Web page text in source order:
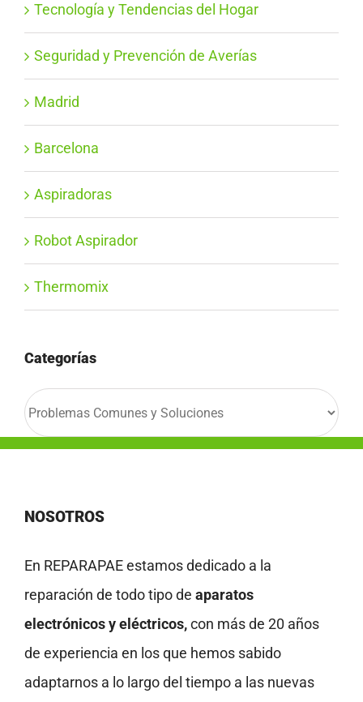
Tecnología y Tendencias del Hogar
Seguridad y Prevención de Averías
Madrid
Barcelona
Aspiradoras
Robot Aspirador
Thermomix
Categorías
Categorías
NOSOTROS
En REPARAPAE estamos dedicado a la
reparación de todo tipo de aparatos
electrónicos y eléctricos,con más de 20 años
de experiencia en los que hemos sabido
adaptarnos a lo largo del tiempo a las nuevas